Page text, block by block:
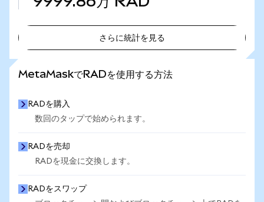
さらに統計を見る
MetaMaskでRADを使用する方法
RADを購入
数回のタップで始められます。
RADを売却
RADを現金に交換します。
RADをスワップ